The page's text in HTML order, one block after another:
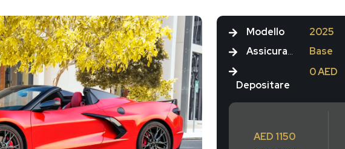
Modello
Assicurazione
Depositare
2025
Base
0 AED
AED 1150